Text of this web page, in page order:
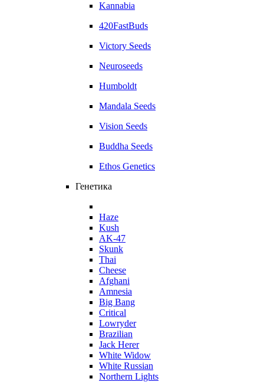
Kannabia
420FastBuds
Victory Seeds
Neuroseeds
Humboldt
Mandala Seeds
Vision Seeds
Buddha Seeds
Ethos Genetics
Генетика
Haze
Kush
AK-47
Skunk
Thai
Cheese
Afghani
Amnesia
Big Bang
Critical
Lowryder
Brazilian
Jack Herer
White Widow
White Russian
Northern Lights